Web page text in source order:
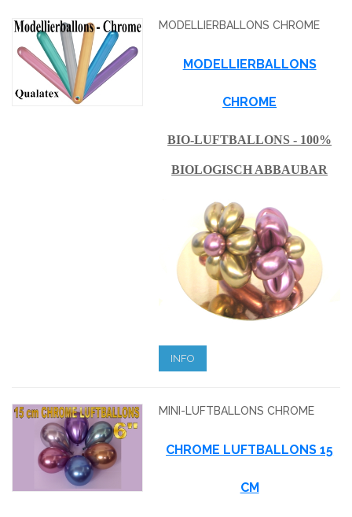
MODELLIERBALLONS CHROME
MODELLIERBALLONS
CHROME
BIO-LUFTBALLONS - 100%
BIOLOGISCH ABBAUBAR
INFO
MINI-LUFTBALLONS CHROME
CHROME LUFTBALLONS 15
CM